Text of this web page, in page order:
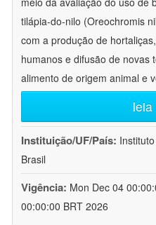
tilápia-do-nilo (Oreochromis
com a produção de
humanos e difusão de novas
alimento de origem animal e
leia
Instituição/UF/País:
Brasil
Vigência: Mon Dec 04
00:00:00 BRT 2026